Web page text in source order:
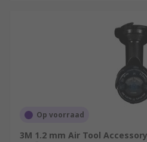
Op voorraad
3M 1.2 mm Air Tool